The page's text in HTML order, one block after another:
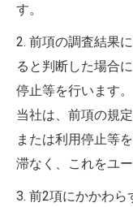
す。
2. 前項の調査結果
ると判断した場合
停止等を行います。
当社は、前項の規
または利用停止等
滞なく、これをユ
3. 前2項にかかわら